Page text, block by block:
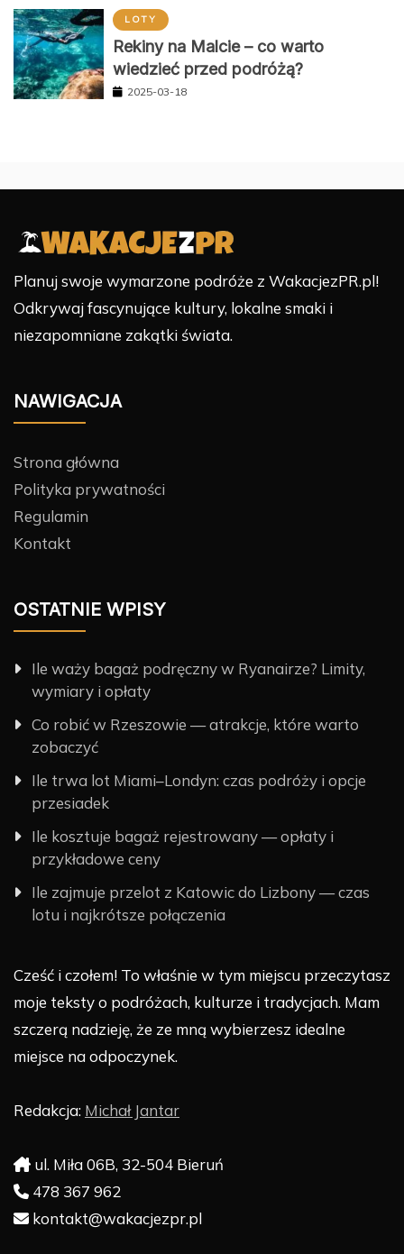
LOTY
Rekiny na Malcie – co warto
wiedzieć przed podróżą?
2025-03-18
Planuj swoje wymarzone podróże z WakacjezPR.pl!
Odkrywaj fascynujące kultury, lokalne smaki i
niezapomniane zakątki świata.
NAWIGACJA
Strona główna
Polityka prywatności
Regulamin
Kontakt
OSTATNIE WPISY
Ile waży bagaż podręczny w Ryanairze? Limity,
wymiary i opłaty
Co robić w Rzeszowie — atrakcje, które warto
zobaczyć
Ile trwa lot Miami–Londyn: czas podróży i opcje
przesiadek
Ile kosztuje bagaż rejestrowany — opłaty i
przykładowe ceny
Ile zajmuje przelot z Katowic do Lizbony — czas
lotu i najkrótsze połączenia
Cześć i czołem! To właśnie w tym miejscu przeczytasz
moje teksty o podróżach, kulturze i tradycjach. Mam
szczerą nadzieję, że ze mną wybierzesz idealne
miejsce na odpoczynek.
Redakcja: Michał Jantar
ul. Miła 06B, 32-504 Bieruń
478 367 962
kontakt@wakacjezpr.pl